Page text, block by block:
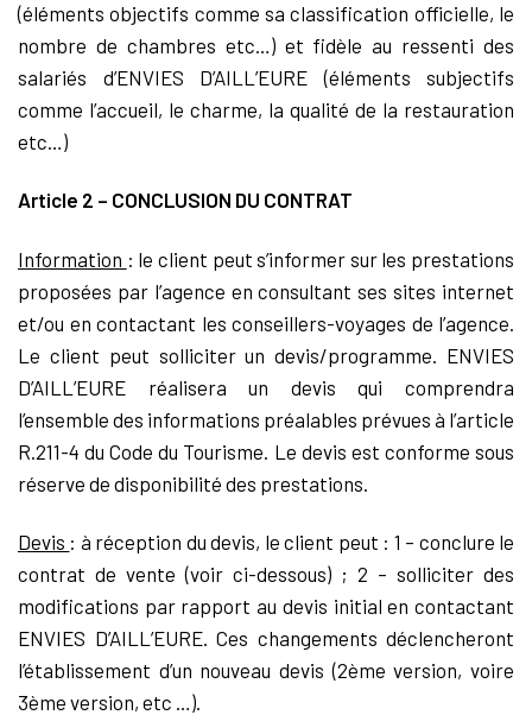
(éléments objectifs comme sa classification officielle, le
nombre de chambres etc…) et fidèle au ressenti des
salariés d’ENVIES D’AILL’EURE (éléments subjectifs
comme l’accueil, le charme, la qualité de la restauration
etc…)
Article 2 – CONCLUSION DU CONTRAT
Information : le client peut s’informer sur les prestations
proposées par l’agence en consultant ses sites internet
et/ou en contactant les conseillers-voyages de l’agence.
Le client peut solliciter un devis/programme. ENVIES
D’AILL’EURE réalisera un devis qui comprendra
l’ensemble des informations préalables prévues à l’article
R.211-4 du Code du Tourisme. Le devis est conforme sous
réserve de disponibilité des prestations.
Devis : à réception du devis, le client peut : 1 – conclure le
contrat de vente (voir ci-dessous) ; 2 – solliciter des
modifications par rapport au devis initial en contactant
ENVIES D’AILL’EURE. Ces changements déclencheront
l’établissement d’un nouveau devis (2ème version, voire
3ème version, etc …).